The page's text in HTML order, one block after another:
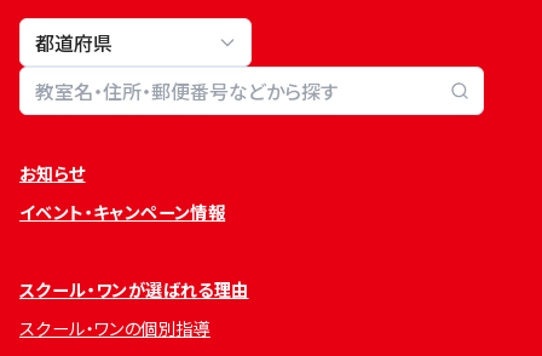
教室検索
お知らせ
イベント・キャンペーン情報
スクール・ワンが選ばれる理由
スクール・ワンの個別指導